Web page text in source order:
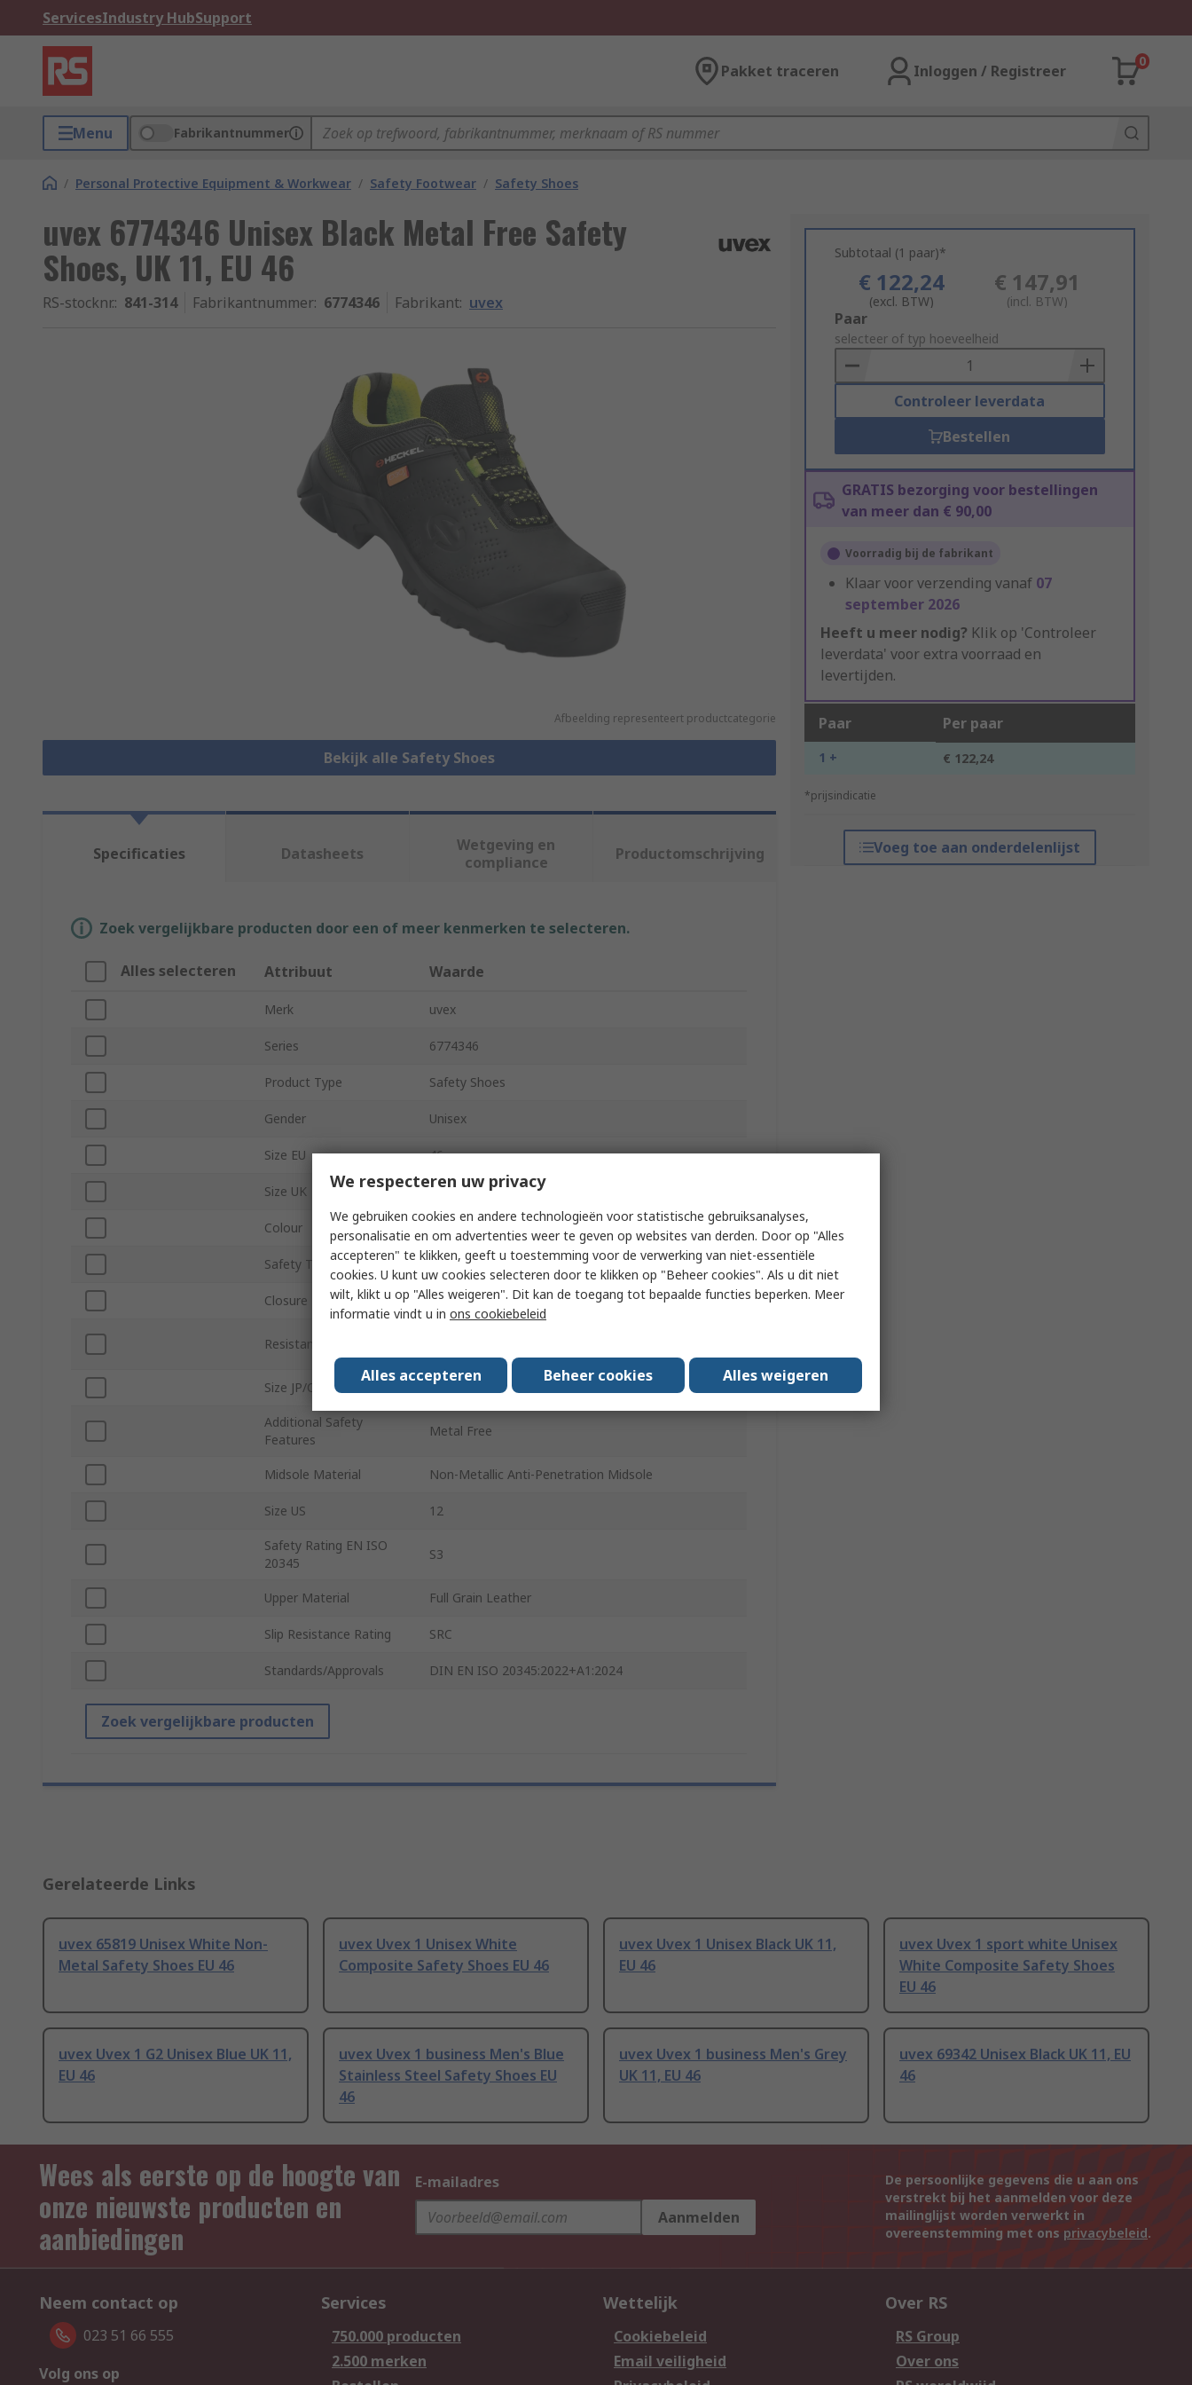
ServicesIndustry HubSupport
Pakket traceren Inloggen / Registreer
0
Menu Fabrikantnummer
/ Personal Protective Equipment & Workwear / Safety Footwear / Safety Shoes
uvex 6774346 Unisex Black Metal Free Safety
Shoes, UK 11, EU 46
RS-stocknr.: 841-314 Fabrikantnummer: 6774346 Fabrikant: uvex
Afbeelding representeert productcategorie
Bekijk alle Safety Shoes
Subtotaal (1 paar)*
€ 122,24
(excl. BTW)
€ 147,91
(incl. BTW)
Add
to
Basket
Paar
selecteer of typ hoeveelheid
Controleer leverdata
Bestellen
GRATIS bezorging voor bestellingen
van meer dan € 90,00
Voorradig bij de fabrikant
Klaar voor verzending vanaf 07
september 2026
Heeft u meer nodig? Klik op 'Controleer
leverdata' voor extra voorraad en
levertijden.
Paar Per paar
1 + € 122,24
*prijsindicatie
Voeg toe aan onderdelenlijst
Specificaties Datasheets
Wetgeving en
compliance
Productomschrijving
Zoek vergelijkbare producten door een of meer kenmerken te selecteren.
Alles selecteren Attribuut Waarde
Merk uvex
Series 6774346
Product Type Safety Shoes
Gender Unisex
Size EU 46
Size UK 11
Colour
Safety Toe Type Metal Free
Closure Type Lace
Resistance Features
Size JP/CN 30
Additional Safety
Features
Metal Free
Midsole Material Non-Metallic Anti-Penetration Midsole
Size US 12
Safety Rating EN ISO
20345
S3
Upper Material Full Grain Leather
Slip Resistance Rating SRC
Standards/Approvals DIN EN ISO 20345:2022+A1:2024
Zoek vergelijkbare producten
Gerelateerde Links
uvex 65819 Unisex White Non-
Metal Safety Shoes EU 46
uvex Uvex 1 Unisex White
Composite Safety Shoes EU 46
uvex Uvex 1 Unisex Black UK 11,
EU 46
uvex Uvex 1 sport white Unisex
White Composite Safety Shoes
EU 46
uvex Uvex 1 G2 Unisex Blue UK 11,
EU 46
uvex Uvex 1 business Men's Blue
Stainless Steel Safety Shoes EU
46
uvex Uvex 1 business Men's Grey
UK 11, EU 46
uvex 69342 Unisex Black UK 11, EU
46
Wees als eerste op de hoogte van
onze nieuwste producten en
aanbiedingen
E-mailadres
Aanmelden
De persoonlijke gegevens die u aan ons
verstrekt bij het aanmelden voor deze
mailinglijst worden verwerkt in
overeenstemming met ons privacybeleid.
Neem contact op
023 51 66 555
Volg ons op
Services
750.000 producten
2.500 merken
Wettelijk
Cookiebeleid
Email veiligheid
Over RS
RS Group
Over ons
We respecteren uw privacy
We gebruiken cookies en andere technologieën voor statistische gebruiksanalyses,
personalisatie en om advertenties weer te geven op websites van derden. Door op "Alles
accepteren" te klikken, geeft u toestemming voor de verwerking van niet-essentiële
cookies. U kunt uw cookies selecteren door te klikken op "Beheer cookies". Als u dit niet
wilt, klikt u op "Alles weigeren". Dit kan de toegang tot bepaalde functies beperken. Meer
informatie vindt u in ons cookiebeleid
Alles accepteren Beheer cookies Alles weigeren